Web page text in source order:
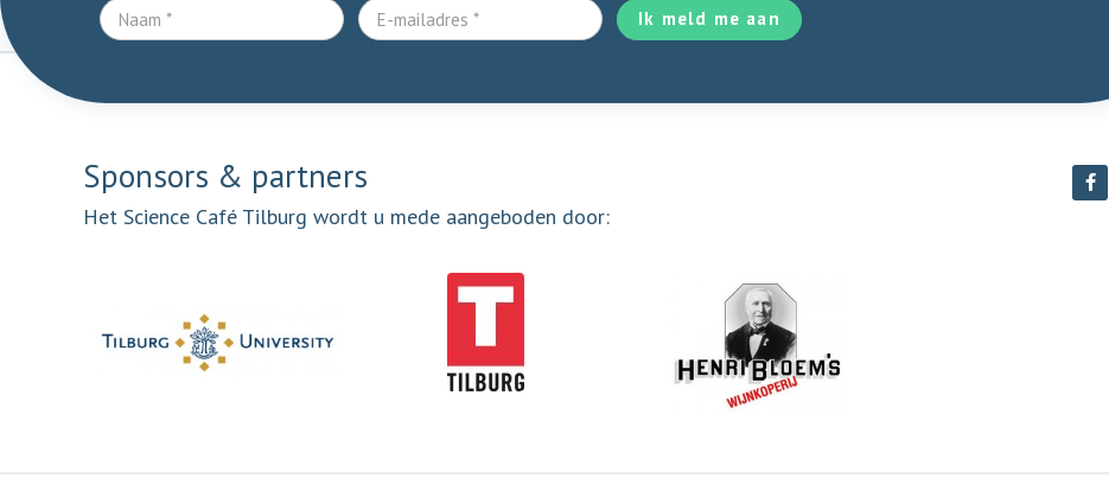
Ik meld me aan
Sponsors & partners
Het Science Café Tilburg wordt u mede aangeboden door: